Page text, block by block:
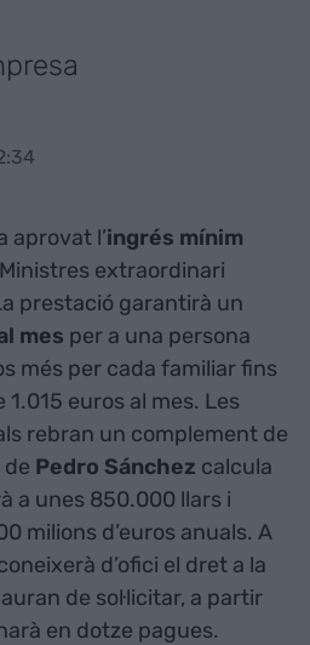
aprovat l’ingrés mínim
extraordinari
prestació garantirà un
mes per a una persona
més per cada familiar fins
euros al mes. Les
rebran un complement de
de Pedro Sánchez calcula
a unes 850.000 llars i
milions d’euros anuals. A
d’ofici el dret a la
de sol·licitar, a partir
en dotze pagues.